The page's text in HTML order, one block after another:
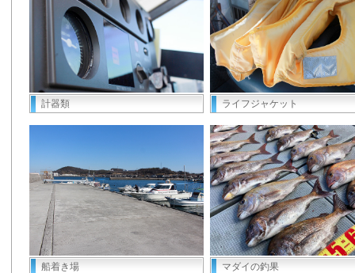
計器類 ライフジャケット
船着き場 マダイの釣果